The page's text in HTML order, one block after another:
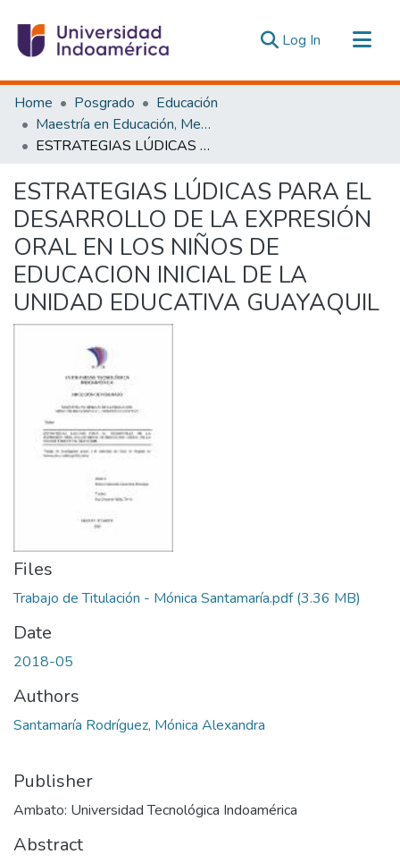
Log In (current)
Communities & Collections
All of DSpace
Statistics
Home Posgrado
Educación
Maestría en Educación, Mención Innovación y Liderazgo Educativo
ESTRATEGIAS LÚDICAS PARA EL DESARROLLO DE LA EXPRESIÓN ORAL EN LOS NIÑOS DE EDUCACION INICIAL DE LA UNIDAD EDUCATIVA GUAYAQUIL
ESTRATEGIAS LÚDICAS PARA EL
DESARROLLO DE LA EXPRESIÓN
ORAL EN LOS NIÑOS DE
EDUCACION INICIAL DE LA
UNIDAD EDUCATIVA GUAYAQUIL
Files
Trabajo de Titulación - Mónica Santamaría.pdf(3.36 MB)
Date
2018-05
Authors
Santamaría Rodríguez, Mónica Alexandra
Publisher
Ambato: Universidad Tecnológica Indoamérica
Abstract